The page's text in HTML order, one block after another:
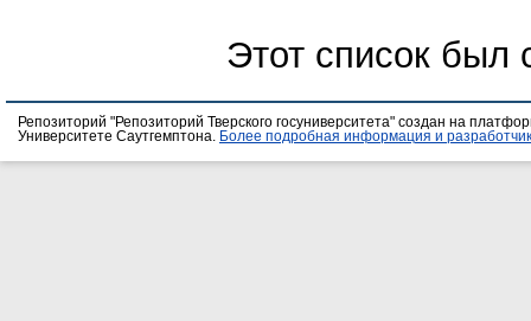
Этот список был
Репозиторий "Репозиторий Тверского госуниверситета" создан на
Университете Саутгемптона.
Более подробная информация и